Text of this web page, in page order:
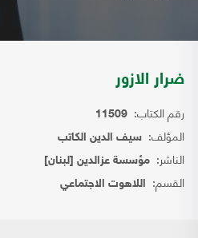
ضرار الازور
رقم الكتاب: 11509
المؤلف: سيف الدين الكاتب
الناشر: مؤسسة عزالدين [لبنان]
القسم: اللاهوت الاجتماعي